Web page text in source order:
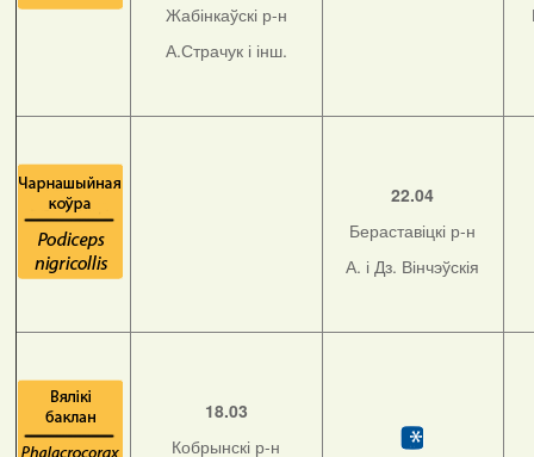
Жабінкаўскі р-н
А.Страчук і інш.
22.04
Бераставіцкі р-н
А. і Дз. Вінчэўскія
18.03
Кобрынскі р-н